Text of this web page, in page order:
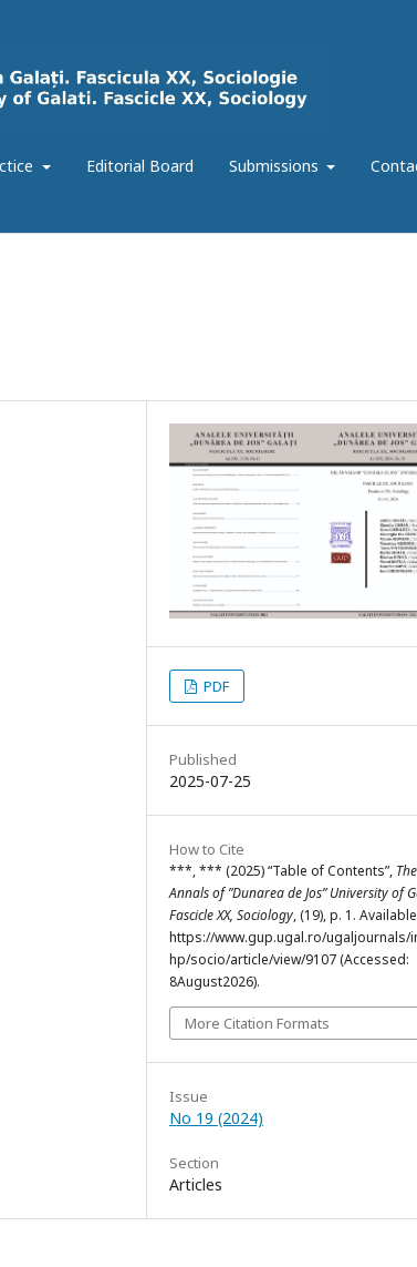
Editorial Board Submissions
PDF
Published
2025-07-25
How to Cite
***, *** (2025) “Table of Contents”, The
Annals of ”Dunarea de Jos” University of
Fascicle XX, Sociology, (19), p. 1.
https://www.gup.ugal.ro/ugaljournals/
hp/socio/article/view/9107 (Accessed:
8August2026).
More Citation Formats
Issue
No 19 (2024)
Section
Articles